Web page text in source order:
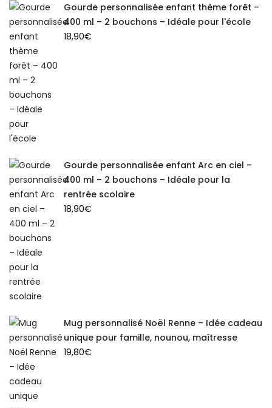
Gourde personnalisée enfant thème forêt –
400 ml – 2 bouchons – Idéale pour l'école
18,90€
Gourde personnalisée enfant Arc en ciel –
400 ml – 2 bouchons – Idéale pour la
rentrée scolaire
18,90€
Mug personnalisé Noël Renne – Idée cadeau
unique pour famille, nounou, maîtresse
19,80€